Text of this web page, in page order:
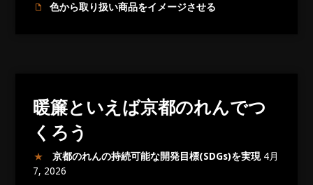
色から取り扱い商品をイメージさせる
暖簾といえば京都のれんでつ
くろう
京都のれんの持続可能な開発目標(SDGs)を実現 4月
7, 2026